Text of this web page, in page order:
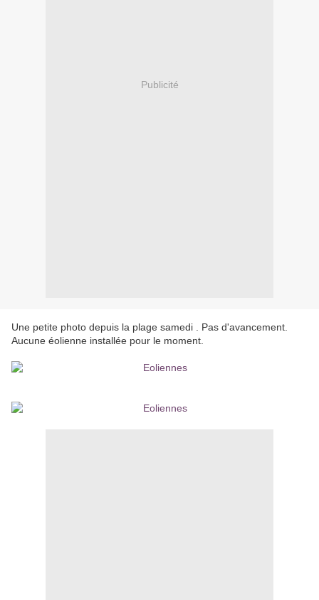
Publicité
Une petite photo depuis la plage samedi . Pas d'avancement.
Aucune éolienne installée pour le moment.